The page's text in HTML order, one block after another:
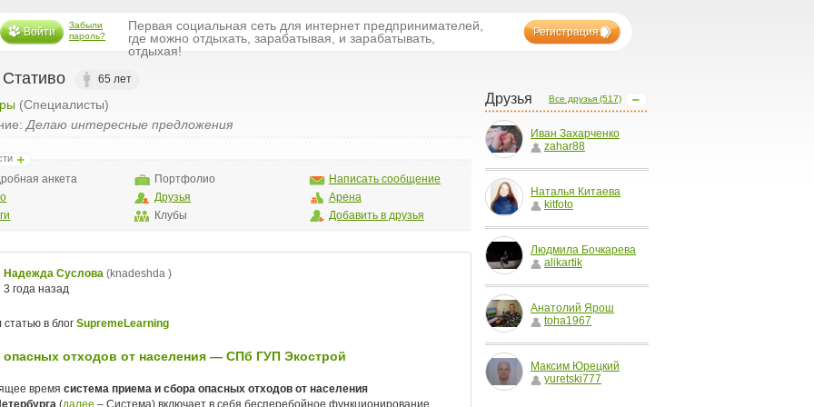
Войти
Забыли
пароль?
Первая социальная сеть для интернет предпринимателей,
где можно отдыхать, зарабатывая, и зарабатывать,
отдыхая!
Регистрация
Все друзья (517)
Друзья
Иван Захарченко
zahar88
Наталья Китаева
kitfoto
Людмила Бочкарева
alikartik
Анатолий Ярош
toha1967
Максим Юрецкий
yuretski777
65 лет
(Специалисты)
Делаю интересные предложения
анкета
Портфолио
Друзья
Клубы
Написать сообщение
Арена
Добавить в друзья